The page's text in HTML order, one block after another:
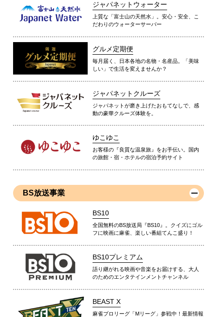
ジャパネットウォーター
上質な「富士山の天然水」。安心・安全、こ
だわりのウォーターサーバー
グルメ定期便
毎月届く、日本各地の名物・名産品。「美味
しい」で生活を変えませんか？
ジャパネットクルーズ
ジャパネットが磨き上げたおもてなしで、感
動の豪華クルーズ体験を。
ゆこゆこ
お客様の『良質な温泉旅』をお手伝い。国内
の旅館・宿・ホテルの宿泊予約サイト
BS放送事業
BS10
全国無料のBS放送局『BS10』。クイズにゴル
フに映画に麻雀、楽しい番組てんこ盛り！
BS10プレミアム
語り継がれる映画や音楽をお届けする、大人
のためのエンタテインメントチャンネル
BEAST X
麻雀プロリーグ「Mリーグ」参戦中！最新情報